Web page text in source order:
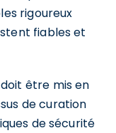
rigoureux
fiables et
être mis en
de curation
de sécurité